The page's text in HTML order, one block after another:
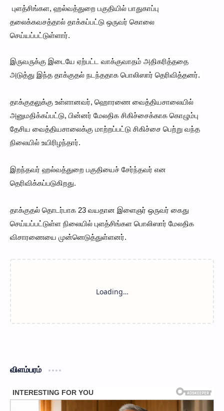
புளத்சிங்கள, ஹல்வத்துறை பகுதியில் பாதுகாப்பு
தலைக்கவசத்தால் தாக்கப்பட்டு ஒருவர் கொலை
செய்யப்பட்டுள்ளார்.
இருவருக்கு இடையே ஏற்பட்ட வாக்குவாதம் அதிகரித்ததை
அடுத்து இந்த தாக்குதல் நடந்ததாக பொலிஸார் தெரிவித்தனர்.
தாக்குதலுக்கு உள்ளானவர், ஹொரணை வைத்தியசாலையில்
அனுமதிக்கப்பட்டு, பின்னர் மேலதிக சிகிச்சைக்காக கொழும்பு
தேசிய வைத்தியசாலைக்கு மாற்றப்பட்டு சிகிச்சை பெற்று வந்த
நிலையில் உயிரிழந்தார்.
இறந்தவர் ஹல்வத்துறை பகுதியைச் சேர்ந்தவர் என
தெரிவிக்கப்படுகிறது.
தாக்குதல் தொடர்பாக 23 வயதான இளைஞர் ஒருவர் கைது
செய்யப்பட்டுள்ள நிலையில் புளத்சிங்கள பொலிஸார் மேலதிக
விசாரணையை முன்னெடுத்துள்ளனர்.
விளம்பரம்